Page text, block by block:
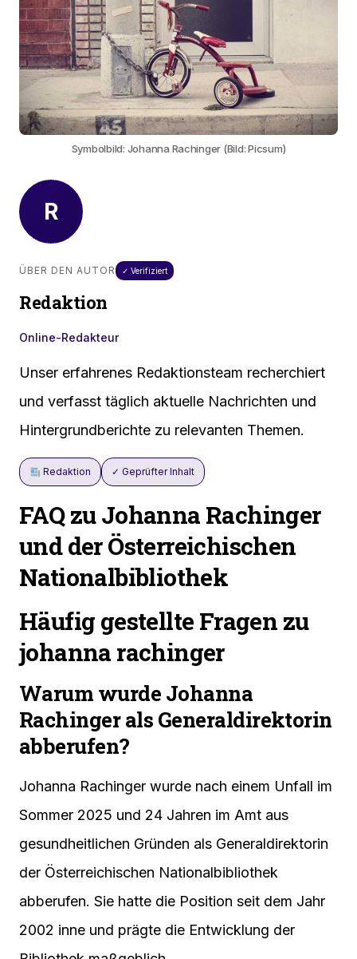
Symbolbild: Johanna Rachinger (Bild: Picsum)
R
ÜBER DEN AUTOR ✓ Verifiziert
Redaktion
Online-Redakteur
Unser erfahrenes Redaktionsteam recherchiert
und verfasst täglich aktuelle Nachrichten und
Hintergrundberichte zu relevanten Themen.
Redaktion ✓ Geprüfter Inhalt
FAQ zu Johanna Rachinger
und der Österreichischen
Nationalbibliothek
Häufig gestellte Fragen zu
johanna rachinger
Warum wurde Johanna
Rachinger als Generaldirektorin
abberufen?
Johanna Rachinger wurde nach einem Unfall im
Sommer 2025 und 24 Jahren im Amt aus
gesundheitlichen Gründen als Generaldirektorin
der Österreichischen Nationalbibliothek
abberufen. Sie hatte die Position seit dem Jahr
2002 inne und prägte die Entwicklung der